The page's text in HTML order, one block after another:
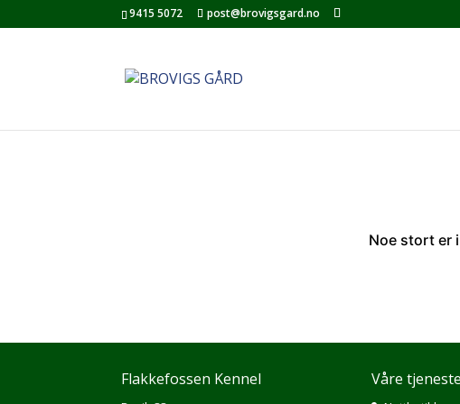
9415 5072 post@brovigsgard.no
Noe stort er
Flakkefossen Kennel Våre